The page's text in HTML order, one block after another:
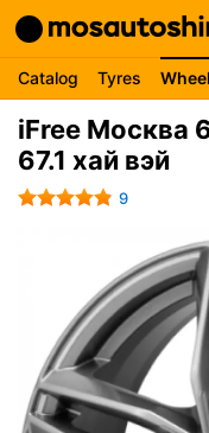
Catalog Tyres
iFree Москва
67.1 хай вэй
9